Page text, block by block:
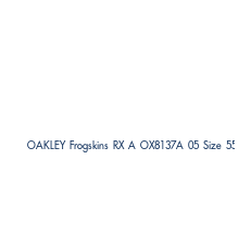
OAKLEY Frogskins RX A OX8137A 05 Size 55